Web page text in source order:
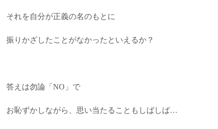
それを自分が正義の名のもとに
振りかざしたことがなかったといえるか？
答えは勿論「NO」で
お恥ずかしながら、思い当たることもしばしば…